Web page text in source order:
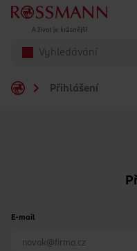
Přeskočit na hlavmní obsah
Přihlášení
E-mail